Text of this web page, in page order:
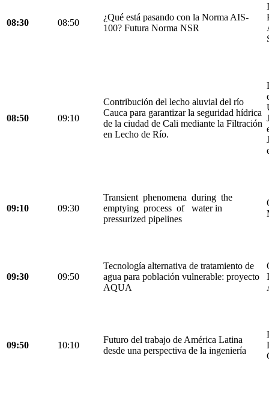
08:30 08:50
¿Qué está pasando con la Norma AIS-
100? Futura Norma NSR
08:50 09:10
Contribución del lecho aluvial del río
Cauca para garantizar la seguridad hídrica
de la ciudad de Cali mediante la Filtración
en Lecho de Río.
09:10 09:30
Transient phenomena during the
emptying process of water in
pressurized pipelines
09:30 09:50
Tecnología alternativa de tratamiento de
agua para población vulnerable: proyecto
AQUA
09:50 10:10
Futuro del trabajo de América Latina
desde una perspectiva de la ingeniería